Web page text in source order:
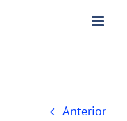
Anterior